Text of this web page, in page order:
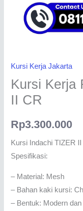
Kursi Kerja Jakarta
Kursi Kerja
II CR
Rp3.300.000
Kursi Indachi TIZER II
Spesifikasi:
– Material: Mesh
– Bahan kaki kursi:
– Bentuk: Modern